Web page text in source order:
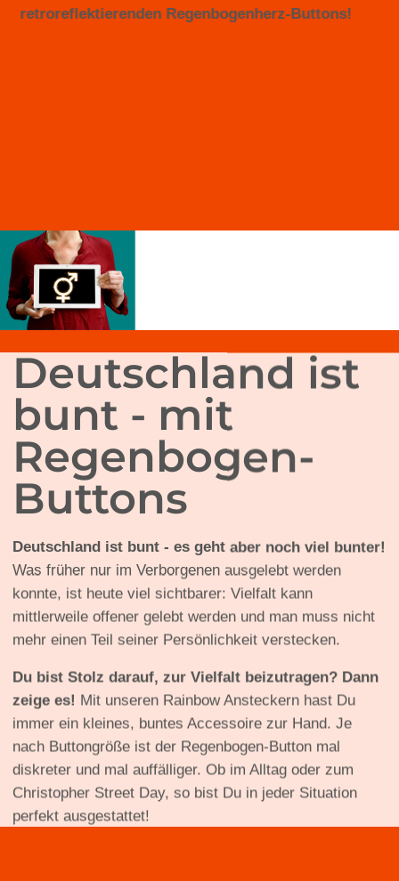
retroreflektierenden Regenbogenherz-Buttons!
Deutschland ist
bunt - mit
Regenbogen-
Buttons
Deutschland ist bunt - es geht aber noch viel bunter!
Was früher nur im Verborgenen ausgelebt werden
konnte, ist heute viel sichtbarer: Vielfalt kann
mittlerweile offener gelebt werden und man muss nicht
mehr einen Teil seiner Persönlichkeit verstecken.
Du bist Stolz darauf, zur Vielfalt beizutragen? Dann
zeige es! Mit unseren Rainbow Ansteckern hast Du
immer ein kleines, buntes Accessoire zur Hand. Je
nach Buttongröße ist der Regenbogen-Button mal
diskreter und mal auffälliger. Ob im Alltag oder zum
Christopher Street Day, so bist Du in jeder Situation
perfekt ausgestattet!